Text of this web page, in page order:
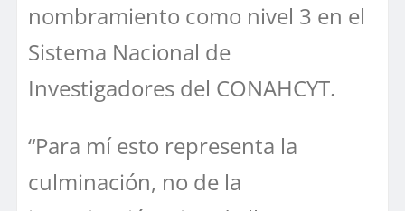
nombramiento como nivel 3 en el
Sistema Nacional de
Investigadores del CONAHCYT.
“Para mí esto representa la
culminación, no de la